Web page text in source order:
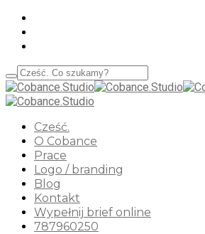
Cześć.
O Cobance
Prace
Logo / branding
Blog
Kontakt
Wypełnij brief online
787960250